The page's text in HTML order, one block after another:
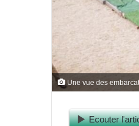
Une vue des
Ecouter